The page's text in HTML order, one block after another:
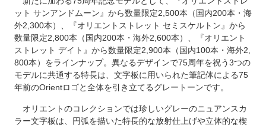
ット サンアンドムーン』から数量限定2,500本（国内200本・海
外2,300本）、『オリエントストレット セミスケルトン』から
数量限定2,800本（国内200本・海外2,600本）、『オリエント
ストレット デイト』から数量限定2,900本（国内100本・海外2,
800本）をラインナップ。異なるデザインで75周年を祝う3つの
モデルに共通する特長は、文字板に用いられた筆記体による75
年前のOrientロゴと全体を引き立てるグレートーンです。
オリエントのコレクションでは珍しいグレーのニュアンスカ
ラー文字板は、円弧を描いた特長的な放射仕上げや立体的な楔